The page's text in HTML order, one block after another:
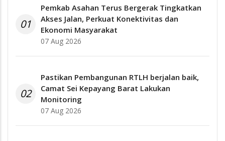
01
Pemkab Asahan Terus Bergerak Tingkatkan
Akses Jalan, Perkuat Konektivitas dan
Ekonomi Masyarakat
07 Aug 2026
02
Pastikan Pembangunan RTLH berjalan baik,
Camat Sei Kepayang Barat Lakukan
Monitoring
07 Aug 2026